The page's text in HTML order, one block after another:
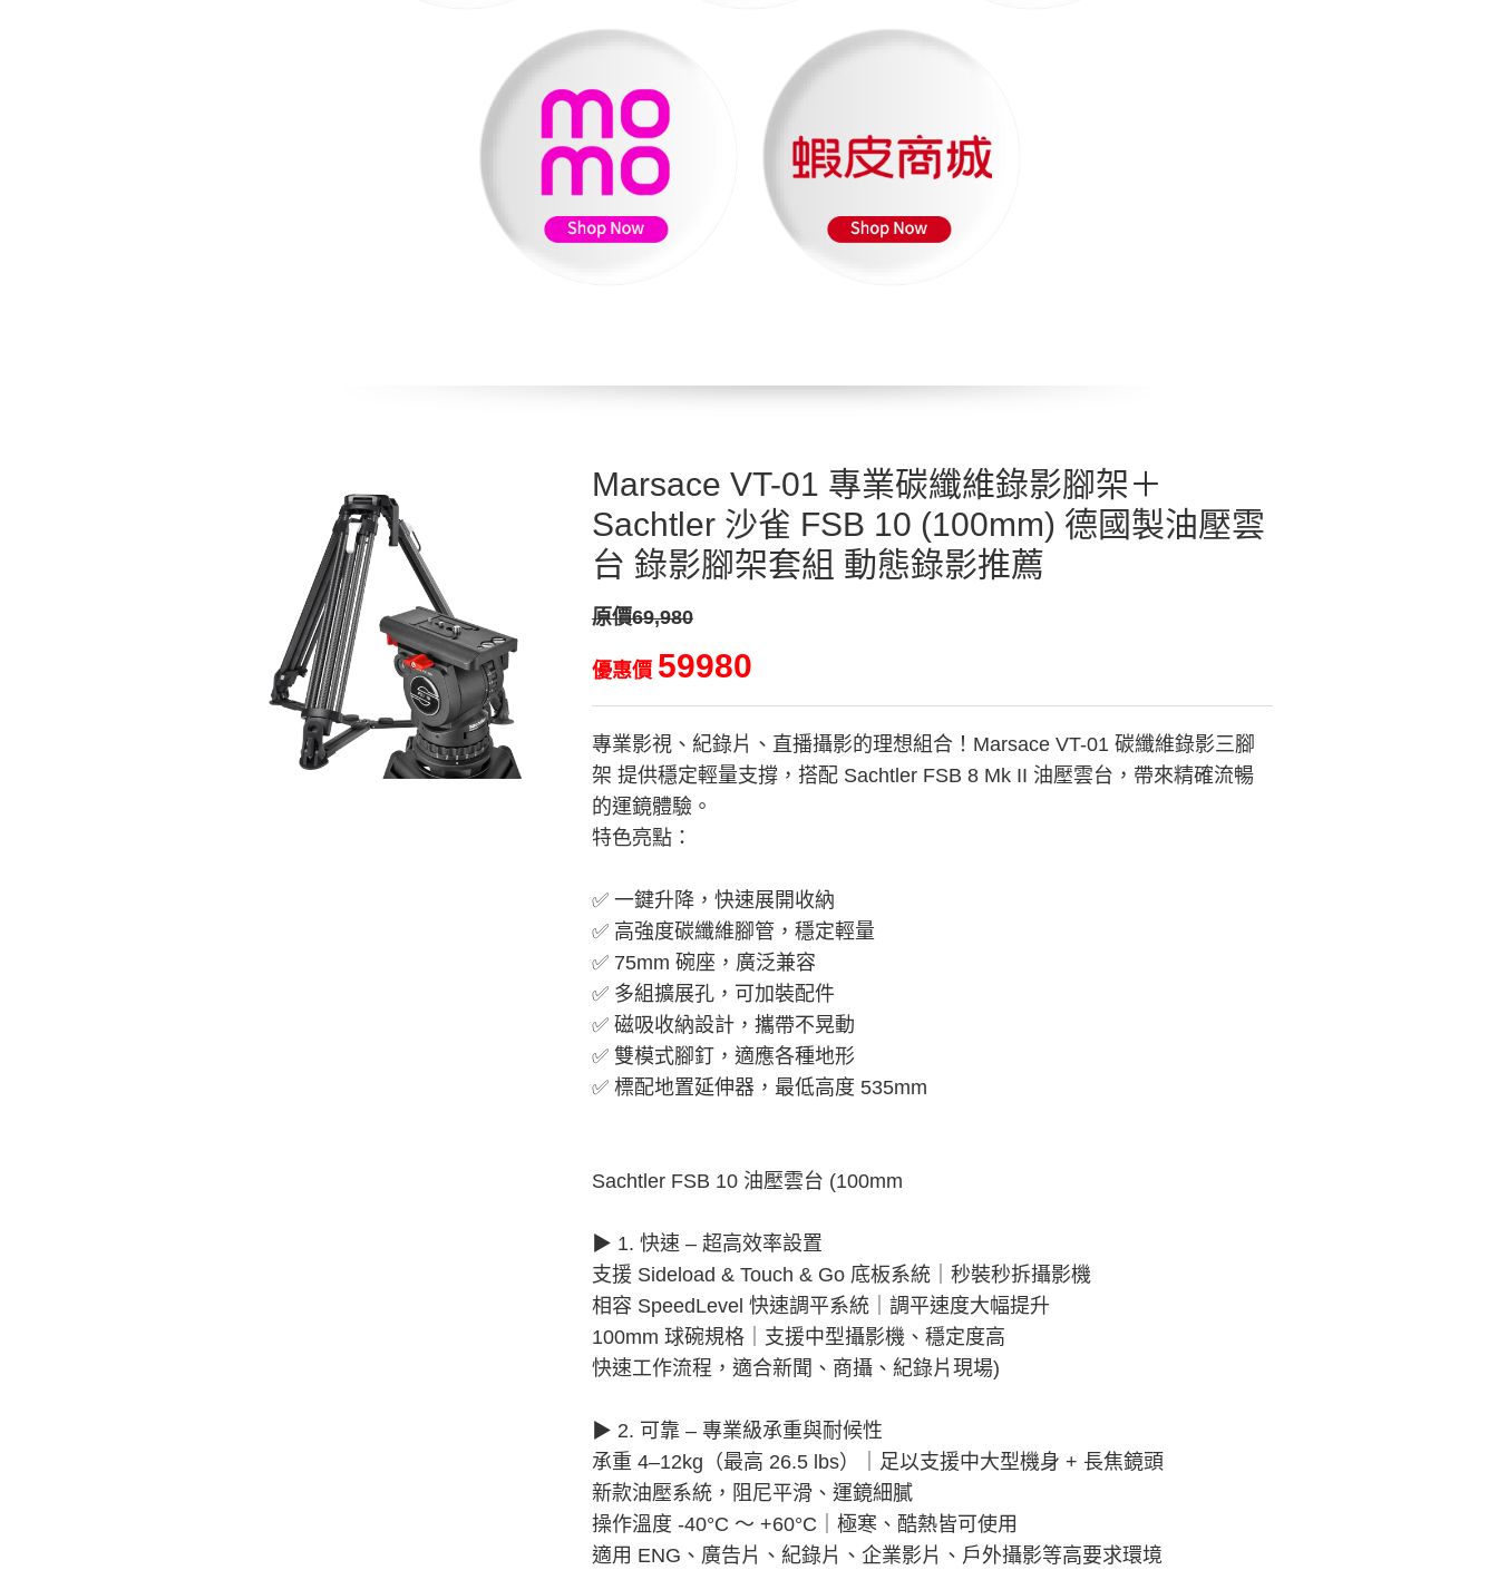
Marsace VT-01 專業碳纖維錄影腳架＋
Sachtler 沙雀 FSB 10 (100mm) 德國製油壓雲
台 錄影腳架套組 動態錄影推薦
原價69,980
優惠價 59980
專業影視、紀錄片、直播攝影的理想組合！Marsace VT-01 碳纖維錄影三腳
架 提供穩定輕量支撐，搭配 Sachtler FSB 8 Mk II 油壓雲台，帶來精確流暢
的運鏡體驗。
特色亮點：
✅ 一鍵升降，快速展開收納
✅ 高強度碳纖維腳管，穩定輕量
✅ 75mm 碗座，廣泛兼容
✅ 多組擴展孔，可加裝配件
✅ 磁吸收納設計，攜帶不晃動
✅ 雙模式腳釘，適應各種地形
✅ 標配地置延伸器，最低高度 535mm
Sachtler FSB 10 油壓雲台 (100mm
▶ 1. 快速 – 超高效率設置
支援 Sideload & Touch & Go 底板系統｜秒裝秒拆攝影機
相容 SpeedLevel 快速調平系統｜調平速度大幅提升
100mm 球碗規格｜支援中型攝影機、穩定度高
快速工作流程，適合新聞、商攝、紀錄片現場)
▶ 2. 可靠 – 專業級承重與耐候性
承重 4–12kg（最高 26.5 lbs）｜足以支援中大型機身 + 長焦鏡頭
新款油壓系統，阻尼平滑、運鏡細膩
操作溫度 -40°C ～ +60°C｜極寒、酷熱皆可使用
適用 ENG、廣告片、紀錄片、企業影片、戶外攝影等高要求環境